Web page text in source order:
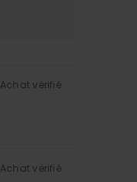
Achat vérifié
Achat vérifié